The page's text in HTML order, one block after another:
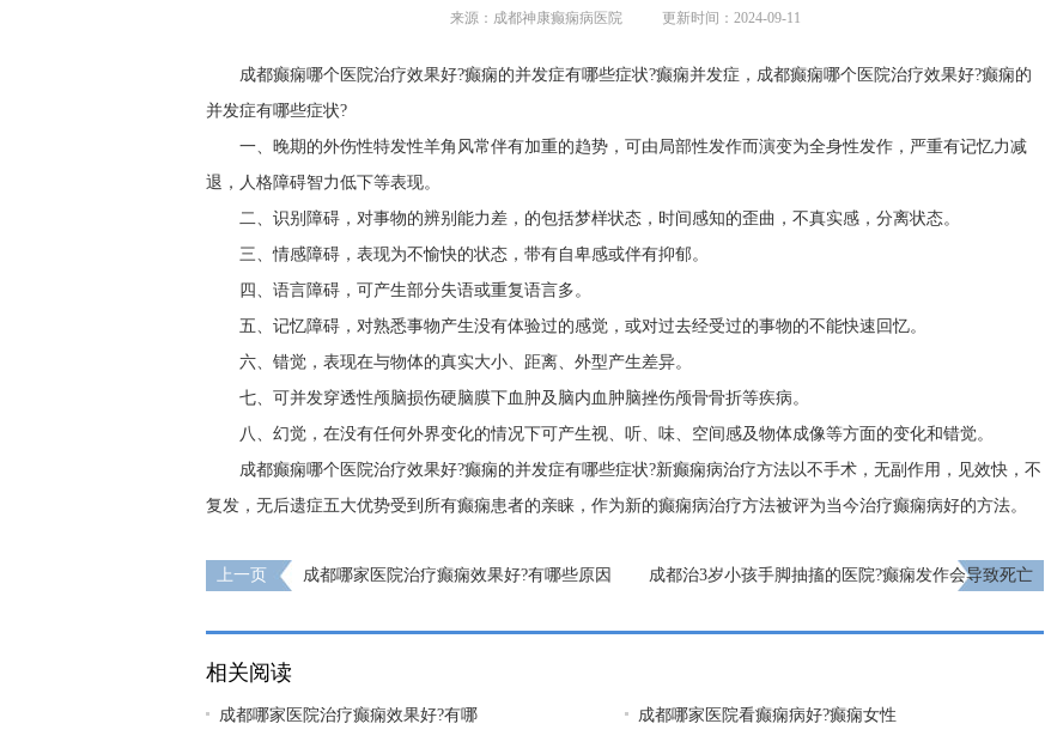
来源：成都神康癫痫病医院 更新时间：2024-09-11
成都癫痫哪个医院治疗效果好?癫痫的并发症有哪些症状?癫痫并发症，成都癫痫哪个医院治疗效果好?癫痫的
并发症有哪些症状?
一、晚期的外伤性特发性羊角风常伴有加重的趋势，可由局部性发作而演变为全身性发作，严重有记忆力减
退，人格障碍智力低下等表现。
二、识别障碍，对事物的辨别能力差，的包括梦样状态，时间感知的歪曲，不真实感，分离状态。
三、情感障碍，表现为不愉快的状态，带有自卑感或伴有抑郁。
四、语言障碍，可产生部分失语或重复语言多。
五、记忆障碍，对熟悉事物产生没有体验过的感觉，或对过去经受过的事物的不能快速回忆。
六、错觉，表现在与物体的真实大小、距离、外型产生差异。
七、可并发穿透性颅脑损伤硬脑膜下血肿及脑内血肿脑挫伤颅骨骨折等疾病。
八、幻觉，在没有任何外界变化的情况下可产生视、听、味、空间感及物体成像等方面的变化和错觉。
成都癫痫哪个医院治疗效果好?癫痫的并发症有哪些症状?新癫痫病治疗方法以不手术，无副作用，见效快，不
复发，无后遗症五大优势受到所有癫痫患者的亲睐，作为新的癫痫病治疗方法被评为当今治疗癫痫病好的方法。
上一页
成都哪家医院治疗癫痫效果好?有哪些原因
成都治3岁小孩手脚抽搐的医院?癫痫发作会导致死亡
相关阅读
成都哪家医院治疗癫痫效果好?有哪
成都哪家医院看癫痫病好?癫痫女性